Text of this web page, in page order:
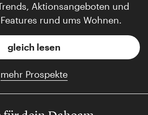
Aktionsangeboten und
rund ums Wohnen.
gleich lesen
mehr Prospekte